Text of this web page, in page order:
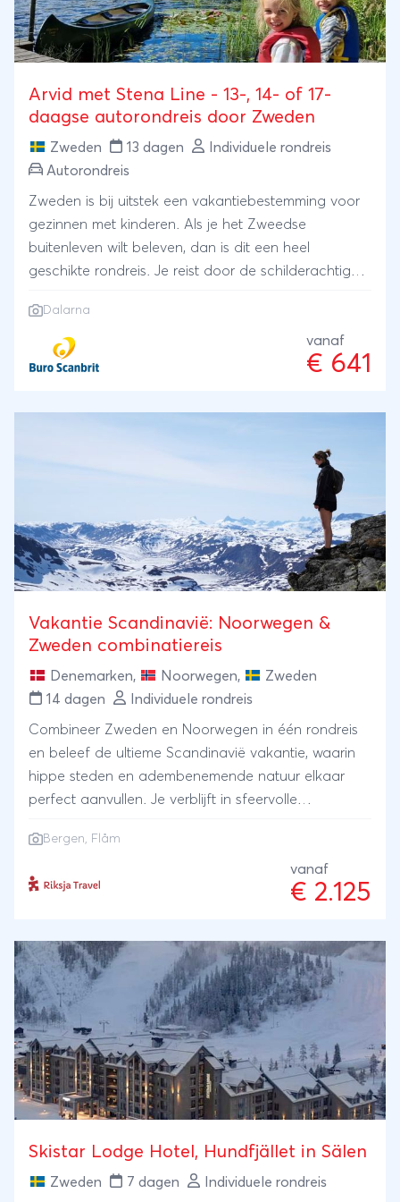
in Duitsland bijboeken. Gaat jouw voorkeur uit naar
een andere reisroute? Vraag ons dan naar de
verschillende opties.
Arvid met Stena Line - 13-, 14- of 17-
daagse autorondreis door Zweden
Zweden 13 dagen
Individuele rondreis
Autorondreis
Zweden is bij uitstek een vakantiebestemming voor
gezinnen met kinderen. Als je het Zweedse
buitenleven wilt beleven, dan is dit een heel
geschikte rondreis. Je reist door de schilderachtige
vakantieparken die allerlei activiteiten bieden. Je
kan er heerlijk zwemmen en fietsen of een
kanotocht maken. Een spannende bever- of
Kortom: vakantiepret voor het hele gezin!
Dalarna
vanaf
€ 641
Vakantie Scandinavië: Noorwegen &
Zweden combinatiereis
Denemarken, Noorwegen,
Zweden
14 dagen
Individuele rondreis
Combineer Zweden en Noorwegen in één rondreis
en beleef de ultieme Scandinavië vakantie, waarin
hippe steden en adembenemende natuur elkaar
perfect aanvullen. Je verblijft in sfeervolle
zoals kanoën op een kristalhelder bergmeer,
omringd door ruige bergen en eindeloze bossen, en
een indrukwekkende fjordcruise in Flåm, waar steile
tweeweekse autovakantie biedt de ideale mix van
avontuur en ontspanning en is zelfs uit te breiden
met een paar dagen aan de kust van Denemarken,
zodat je Scandinavië van alle kanten kunt ervaren.
Bergen, Flåm
vanaf
€ 2.125
Skistar Lodge Hotel, Hundfjället in Sälen
Zweden 7 dagen Individuele rondreis